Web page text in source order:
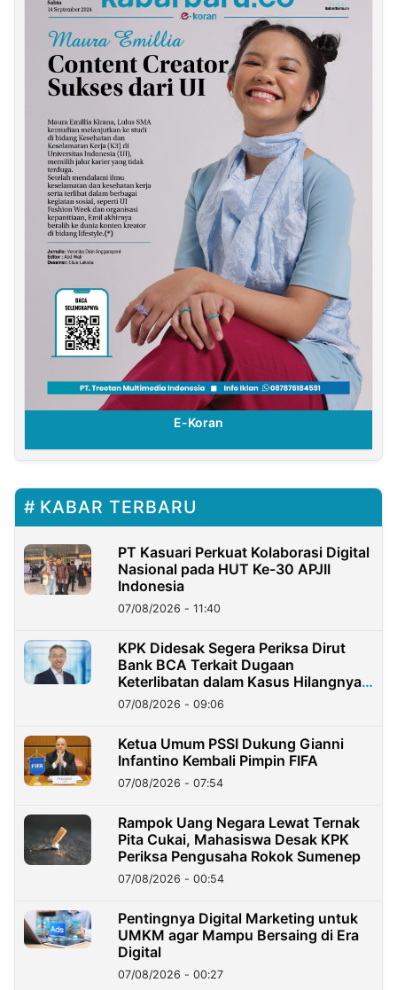
KABAR TERBARU
PT Kasuari Perkuat Kolaborasi Digital
Nasional pada HUT Ke-30 APJII
Indonesia
07/08/2026 - 11:40
KPK Didesak Segera Periksa Dirut
Bank BCA Terkait Dugaan
Keterlibatan dalam Kasus Hilangnya
Dana Nasabah Rp2,58 Miliar
07/08/2026 - 09:06
Ketua Umum PSSI Dukung Gianni
Infantino Kembali Pimpin FIFA
07/08/2026 - 07:54
Rampok Uang Negara Lewat Ternak
Pita Cukai, Mahasiswa Desak KPK
Periksa Pengusaha Rokok Sumenep
07/08/2026 - 00:54
Pentingnya Digital Marketing untuk
UMKM agar Mampu Bersaing di Era
Digital
07/08/2026 - 00:27